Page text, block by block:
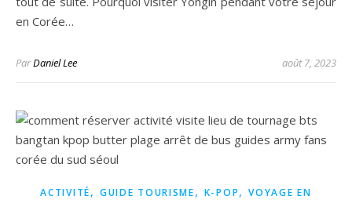
en Corée…
ParDaniel Lee août 7, 2023
ACTIVITÉ, GUIDE TOURISME, K-POP,VOYAGE EN